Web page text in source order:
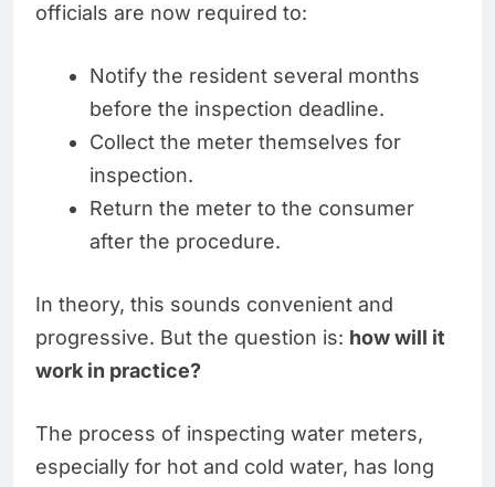
officials are now required to:
Notify the resident several months
before the inspection deadline.
Collect the meter themselves for
inspection.
Return the meter to the consumer
after the procedure.
In theory, this sounds convenient and
progressive. But the question is: how will it
work in practice?
The process of inspecting water meters,
especially for hot and cold water, has long